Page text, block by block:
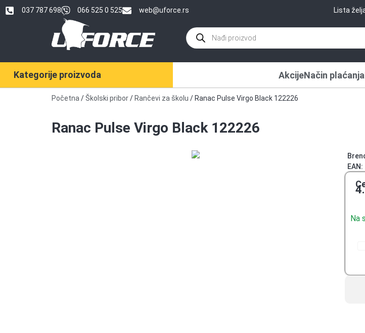
037 787 698 066 525 0 525 web@uforce.rs Lista
Kategorije proizvoda AkcijeNačin plaćanja
Početna / Školski pribor/ Rančevi za školu / Ranac Pulse Virgo Black 122226
Ranac Pulse Virgo Black 122226
EAN:
Na